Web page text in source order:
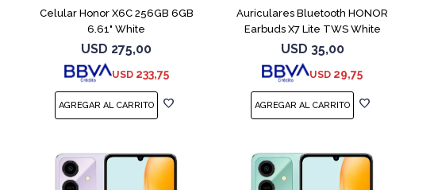
Celular Honor X6C 256GB 6GB
6.61" White
USD 275,00
USD 233,75
Auriculares Bluetooth HONOR
Earbuds X7 Lite TWS White
USD 35,00
USD 29,75